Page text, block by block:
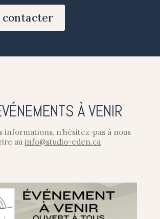
contacter
À VENIR
informations, n’hésitez-pas à nous
auinfo@studio-eden.ca